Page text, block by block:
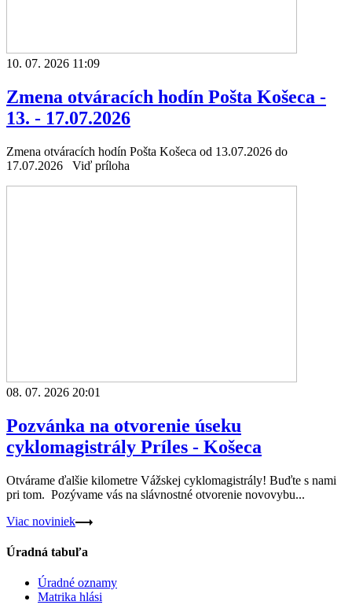
10. 07. 2026 11:09
Zmena otváracích hodín Pošta Košeca -
13. - 17.07.2026
Zmena otváracích hodín Pošta Košeca od 13.07.2026 do
17.07.2026 Viď príloha
08. 07. 2026 20:01
Pozvánka na otvorenie úseku
cyklomagistrály Príles - Košeca
Otvárame ďalšie kilometre Vážskej cyklomagistrály! Buďte s nami
pri tom. Pozývame vás na slávnostné otvorenie novovybu...
Viac noviniek
Úradná tabuľa
Úradné oznamy
Matrika hlási